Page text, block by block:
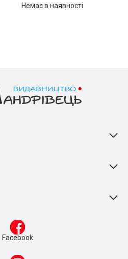
Немає в наявності
Facebook